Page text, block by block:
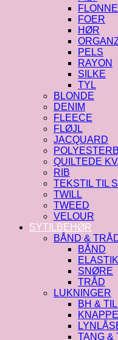
FOER
HØR
PELS
RAYON
SILKE
TYL
BLONDE
DENIM
FLEECE
FLØJL
JACQUARD
QUILTEDE
RIB
TEKSTIL TIL
TWILL
TWEED
VELOUR
SYTILBEHØR
BÅND &
BÅND
ELASTIK
SNØRE
TRÅD
LUKNINGER
BH &
TANG &